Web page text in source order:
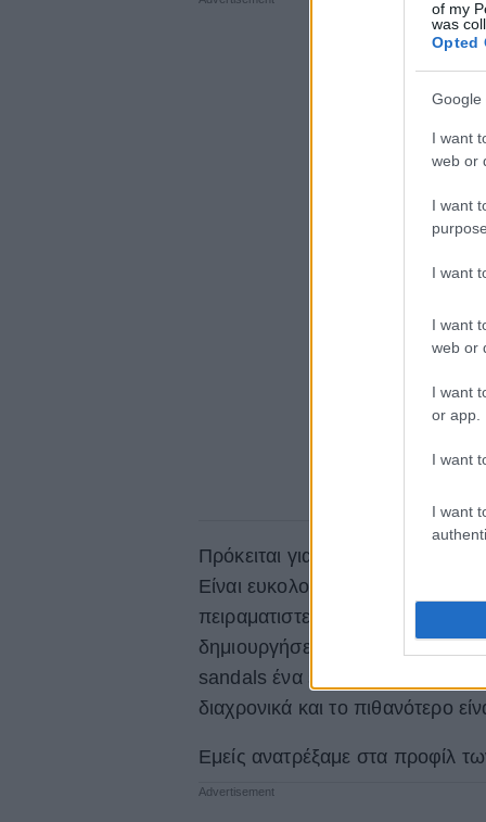
of my
was
Opted
Google
I want
web or
I want
I want
I want
web or
I want
or app.
I want
I want
Πρόκειται για ένα combo που
Είναι ευκολοφόρετο και stylish.
πειραματιστείτε και να
δημιουργήσετε τόσες πολλές
sandals ένα straight leg με
διαχρονικά και το πιθανότερο
Εμείς ανατρέξαμε στα προφίλ